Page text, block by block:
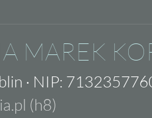
MAREK
· NIP:
(h8)